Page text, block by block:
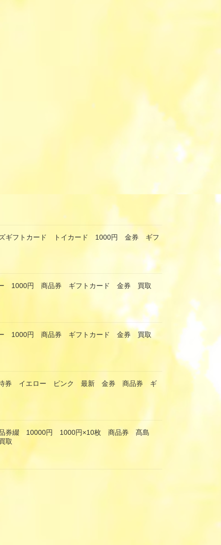
ギフトカード トイカード 1000円 金券 ギフ
1000円 商品券 ギフトカード 金券 買取
1000円 商品券 ギフトカード 金券 買取
券 イエロー ピンク 最新 金券 商品券 ギ
券綴 10000円 1000円×10枚 商品券 髙島
取